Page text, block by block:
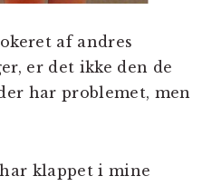
af andres
er det ikke den de
har problemet, men
klappet i mine